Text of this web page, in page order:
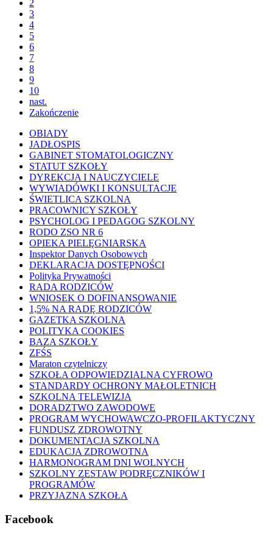
2
3
4
5
6
7
8
9
10
nast.
Zakończenie
OBIADY
JADŁOSPIS
GABINET STOMATOLOGICZNY
STATUT SZKOŁY
DYREKCJA I NAUCZYCIELE
WYWIADÓWKI I KONSULTACJE
ŚWIETLICA SZKOLNA
PRACOWNICY SZKOŁY
PSYCHOLOG I PEDAGOG SZKOLNY
RODO ZSO NR 6
OPIEKA PIELĘGNIARSKA
Inspektor Danych Osobowych
DEKLARACJA DOSTĘPNOŚCI
Polityka Prywatności
RADA RODZICÓW
WNIOSEK O DOFINANSOWANIE
1,5% NA RADĘ RODZICÓW
GAZETKA SZKOLNA
POLITYKA COOKIES
BAZA SZKOŁY
ZFŚS
Maraton czytelniczy
SZKOŁA ODPOWIEDZIALNA CYFROWO
STANDARDY OCHRONY MAŁOLETNICH
SZKOLNA TELEWIZJA
DORADZTWO ZAWODOWE
PROGRAM WYCHOWAWCZO-PROFILAKTYCZNY
FUNDUSZ ZDROWOTNY
DOKUMENTACJA SZKOLNA
EDUKACJA ZDROWOTNA
HARMONOGRAM DNI WOLNYCH
SZKOLNY ZESTAW PODRĘCZNIKÓW I
PROGRAMÓW
PRZYJAZNA SZKOŁA
Facebook